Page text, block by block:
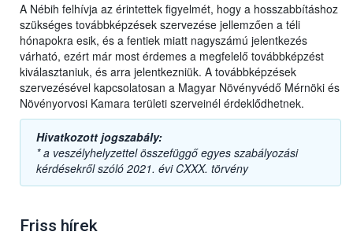
A Nébih felhívja az érintettek figyelmét, hogy a hosszabbításhoz
szükséges továbbképzések szervezése jellemzően a téli
hónapokra esik, és a fentiek miatt nagyszámú jelentkezés
várható, ezért már most érdemes a megfelelő továbbképzést
kiválasztaniuk, és arra jelentkezniük. A továbbképzések
szervezésével kapcsolatosan a Magyar Növényvédő Mérnöki és
Növényorvosi Kamara területi szerveinél érdeklődhetnek.
Hivatkozott jogszabály:
* a veszélyhelyzettel összefüggő egyes szabályozási
kérdésekről szóló 2021. évi CXXX. törvény
Friss hírek